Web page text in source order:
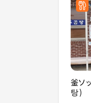
釜ソ
탕 )